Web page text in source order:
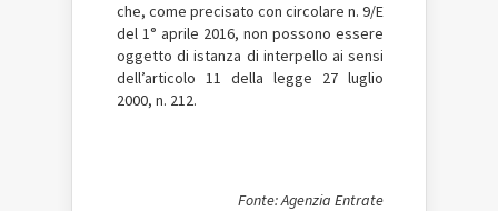
che, come precisato con circolare n. 9/E
del 1° aprile 2016, non possono essere
oggetto di istanza di interpello ai sensi
dell’articolo 11 della legge 27 luglio
2000, n. 212.
Fonte: Agenzia Entrate